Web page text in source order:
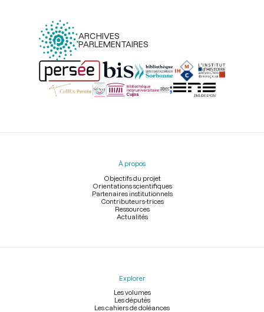
ARCHIVES
PARLEMENTAIRES
Menu
À propos
Objectifs du projet
Orientations scientifiques
Partenaires institutionnels
Contributeurs-trices
Ressources
Actualités
Explorer
Les volumes
Les députés
Les cahiers de doléances